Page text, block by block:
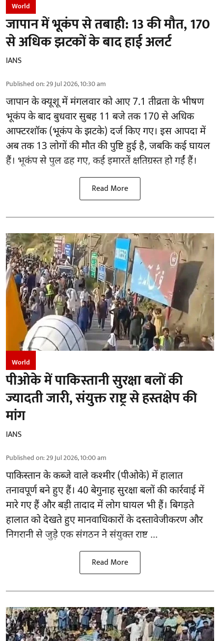
World
जापान में भूकंप से तबाही: 13 की मौत, 170
से अधिक झटकों के बाद हाई अलर्ट
IANS
Published on:29 Jul 2026, 10:30 am
जापानके क्यूशू में मंगलवार को आए 7.1 तीव्रता के भीषण
भूकंप के बाद बुधवार सुबह 11 बजे तक 170 से अधिक
आफ्टरशॉक (भूकंप के झटके) दर्ज किए गए। इस आपदा में
अब तक 13 लोगों की मौत की पुष्टि हुई है, जबकि कई घायल
हैं। भूकंप से पुल ढह गए, कई इमारतें क्षतिग्रस्त हो गईं हैं।
Read More
World
पीओके में पाकिस्तानी सुरक्षा बलों की
ज्यादती जारी, संयुक्त राष्ट्र से हस्तक्षेप की
मांग
IANS
Published on:29 Jul 2026, 10:00 am
पाकिस्तान के कब्जे वाले कश्मीर (पीओके) में हालात
तनावपूर्ण बने हुए हैं। 40 बेगुनाह सुरक्षा बलों की कार्रवाई में
मारे गए हैं और बड़ी तादाद में लोग घायल भी हैं। बिगड़ते
हालात को देखते हुए मानवाधिकारों के दस्तावेजीकरण और
निगरानी से जुड़े एक संगठन नेसंयुक्त राष्ट ...
Read More